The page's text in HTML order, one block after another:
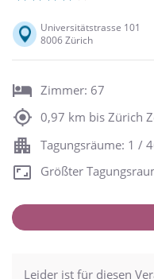
Universitätstrasse 101
8006 Zürich
Zimmer: 67
0,97 km bis Zürich
Tagungsräume: 1 /
Größter
Leider ist für diesen